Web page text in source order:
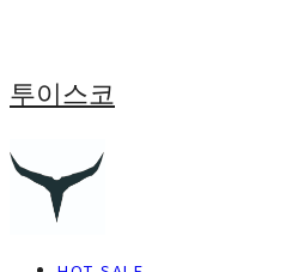
투이스코